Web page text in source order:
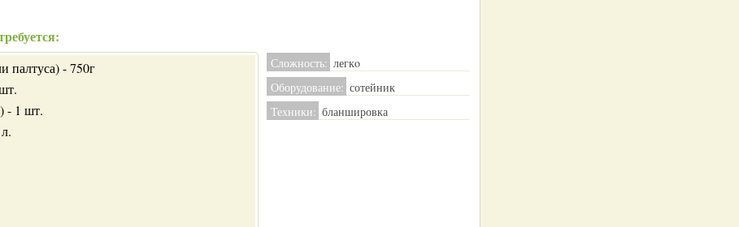
Сложность: легкo
Оборудование: сотейник
Техники: бланшировка
палтуса) - 750г
- 1 шт.